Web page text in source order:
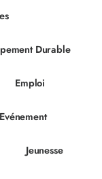
Durable
Emploi
Evénement
Jeunesse